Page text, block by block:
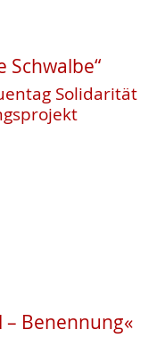
Schwalbe“
Solidarität
– Benennung«